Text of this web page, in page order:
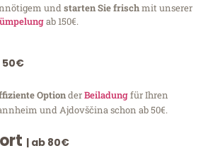
undstarten Sie frischmit unserer
ab 150€.
50€
OptionderBeiladungfür Ihren
und Ajdovščina schon ab 50€.
| ab 80€